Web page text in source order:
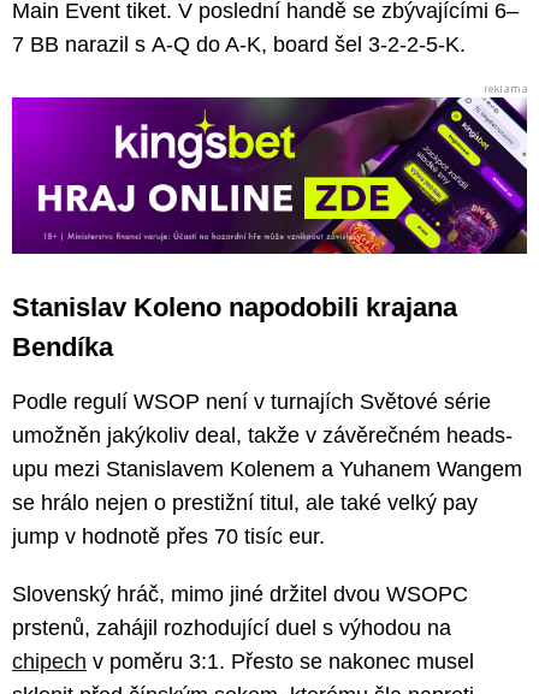
Main Event tiket. V poslední handě se zbývajícími 6–
7 BB narazil s A-Q do A-K, board šel 3-2-2-5-K.
Stanislav Koleno napodobili krajana
Bendíka
Podle regulí WSOP není v turnajích Světové série
umožněn jakýkoliv deal, takže v závěrečném heads-
upu mezi Stanislavem Kolenem a Yuhanem Wangem
se hrálo nejen o prestižní titul, ale také velký pay
jump v hodnotě přes 70 tisíc eur.
Slovenský hráč, mimo jiné držitel dvou WSOPC
prstenů, zahájil rozhodující duel s výhodou na
chipech v poměru 3:1. Přesto se nakonec musel